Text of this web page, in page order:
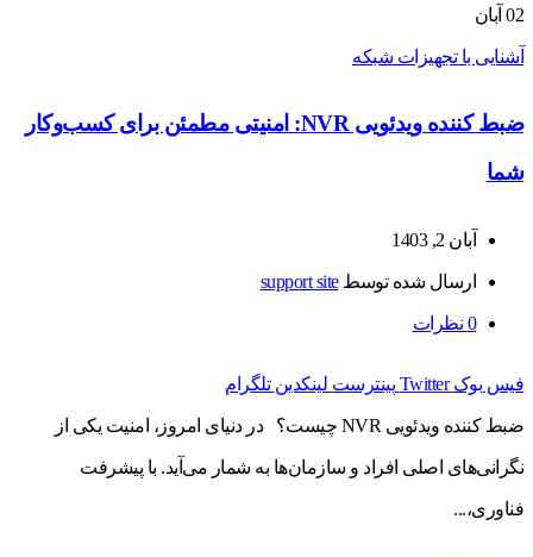
02 آبان
آشنایی با تجهیزات شبکه
ضبط کننده ویدئویی NVR: امنیتی مطمئن برای کسب‌وکار
شما
آبان 2, 1403
ارسال شده توسطsupport site
0 نظرات
فیس بوک Twitter پینترست لینکدین تلگرام
ضبط کننده ویدئویی NVR چیست؟ در دنیای امروز، امنیت یکی از
نگرانی‌های اصلی افراد و سازمان‌ها به شمار می‌آید. با پیشرفت
فناوری،...